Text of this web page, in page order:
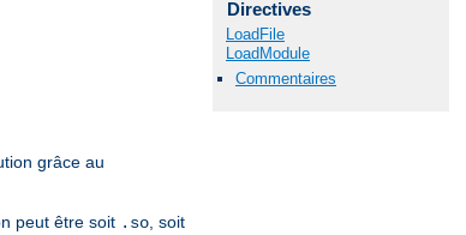
grâce au
peut être soit .so, soit
Directives
LoadFile
LoadModule
Commentaires